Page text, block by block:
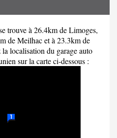
trouve à 26.4km de Limoges,
de Meilhac et à 23.3km de
localisation du garage auto
sur la carte ci-dessous :